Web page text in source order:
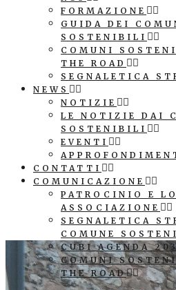
FORMAZIONE
GUIDA DEI
SOSTENIBILI
COMUNI
THE ROAD
SEGNALETICA
NEWS
NOTIZIE
LE NOTIZIE DAI
SOSTENIBILI
EVENTI
CONTATTI
COMUNICAZIONE
PATROCINIO E
ASSOCIAZIONE
SEGNALETICA
COMUNE
CUBI AGENDA
COMUNI
THE ROAD